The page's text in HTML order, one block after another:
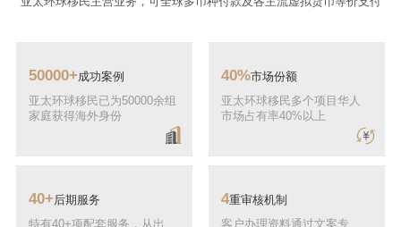
50000+成功案例
亚太环球移民已为50000余组
家庭获得海外身份
40%市场份额
亚太环球移民多个项目华人
市场占有率40%以上
40+后期服务
特有40+项配套服务，从出
4重审核机制
客户办理资料通过文案专